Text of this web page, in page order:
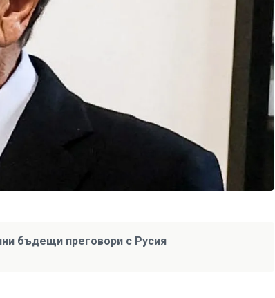
бъдещи преговори с Русия